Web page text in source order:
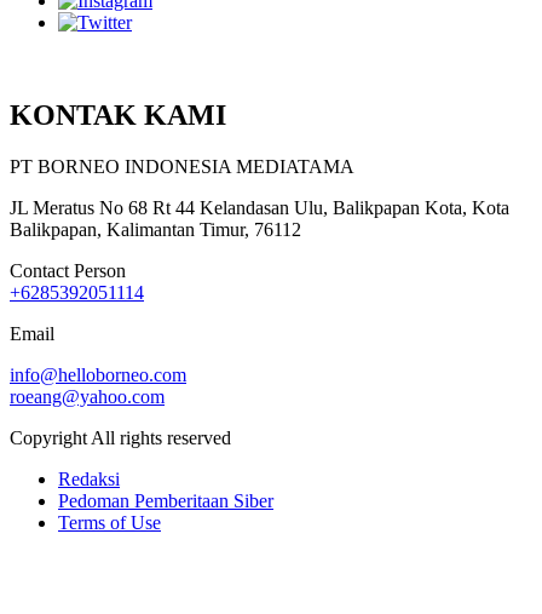
KONTAK KAMI
PT BORNEO INDONESIA MEDIATAMA
JL Meratus No 68 Rt 44 Kelandasan Ulu, Balikpapan Kota, Kota
Balikpapan, Kalimantan Timur, 76112
Contact Person
+6285392051114
Email
info@helloborneo.com
roeang@yahoo.com
Copyright All rights reserved
Redaksi
Pedoman Pemberitaan Siber
Terms of Use